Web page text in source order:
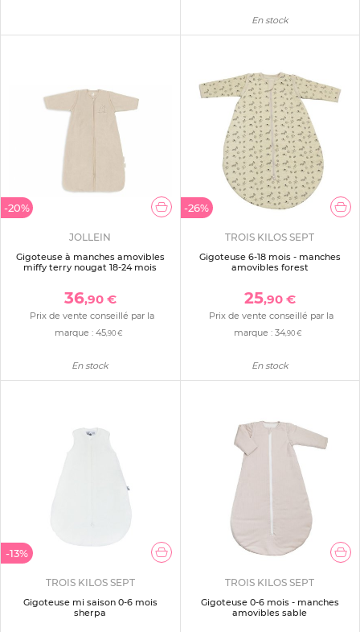
En stock
-20%
JOLLEIN
Gigoteuse à manches amovibles
miffy terry nougat 18-24 mois
36,90 €
Prix de vente conseillé par la
marque : 45,90 €
En stock
-26%
TROIS KILOS SEPT
Gigoteuse 6-18 mois - manches
amovibles forest
25,90 €
Prix de vente conseillé par la
marque :34 ,90 €
En stock
-13%
TROIS KILOS SEPT
Gigoteuse mi saison 0-6 mois
sherpa
TROIS KILOS SEPT
Gigoteuse 0-6 mois - manches
amovibles sable